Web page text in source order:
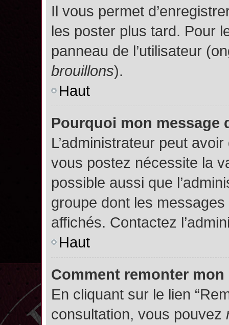
Il vous permet
les poster plus tard. Pour
panneau de l’utilisateur
brouillons).
Haut
Pourquoi mon message
L’administrateur peut
vous postez nécessite la
possible aussi que
groupe dont les
affichés. Contactez
Haut
Comment remonter
En cliquant sur le lien
consultation, vous pouvez